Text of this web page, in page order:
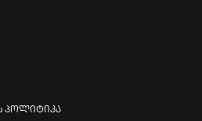
პოლიტიკა